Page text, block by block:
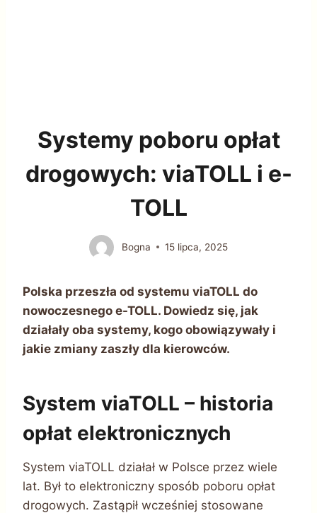
Systemy poboru opłat
drogowych: viaTOLL i e-
TOLL
Bogna 15 lipca, 2025
Polska przeszła od systemu viaTOLL do
nowoczesnego e-TOLL. Dowiedz się, jak
działały oba systemy, kogo obowiązywały i
jakie zmiany zaszły dla kierowców.
System viaTOLL – historia
opłat elektronicznych
System viaTOLL działał w Polsce przez wiele
lat. Był to elektroniczny sposób poboru opłat
drogowych. Zastąpił wcześniej stosowane